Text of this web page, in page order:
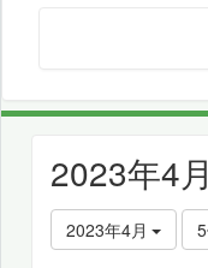
2023年4
2023年4月